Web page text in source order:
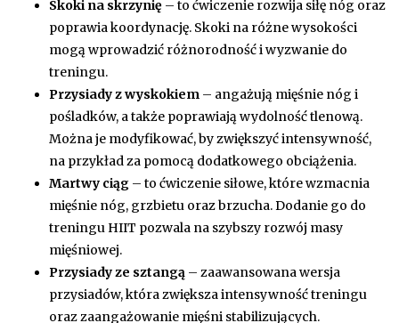
Skoki na skrzynię – to ćwiczenie rozwija siłę nóg oraz
poprawia koordynację. Skoki na różne wysokości
mogą wprowadzić różnorodność i wyzwanie do
treningu.
Przysiady z wyskokiem – angażują mięśnie nóg i
pośladków, a także poprawiają wydolność tlenową.
Można je modyfikować, by zwiększyć intensywność,
na przykład za pomocą dodatkowego obciążenia.
Martwy ciąg – to ćwiczenie siłowe, które wzmacnia
mięśnie nóg, grzbietu oraz brzucha. Dodanie go do
treningu HIIT pozwala na szybszy rozwój masy
mięśniowej.
Przysiady ze sztangą – zaawansowana wersja
przysiadów, która zwiększa intensywność treningu
oraz zaangażowanie mięśni stabilizujących.